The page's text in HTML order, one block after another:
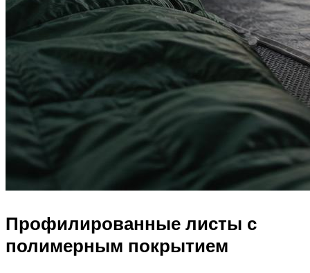
Профилированные листы с
полимерным покрытием